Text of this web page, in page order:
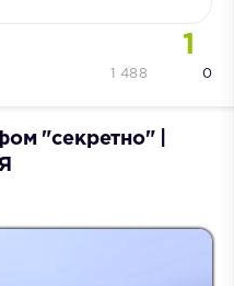
1
0
1 488
"секретно" |